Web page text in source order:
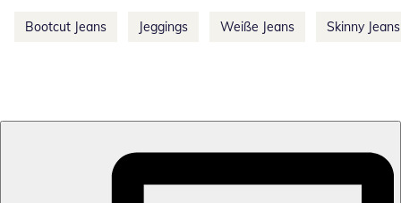
Bootcut Jeans Jeggings Weiße Jeans Skinny Jeans